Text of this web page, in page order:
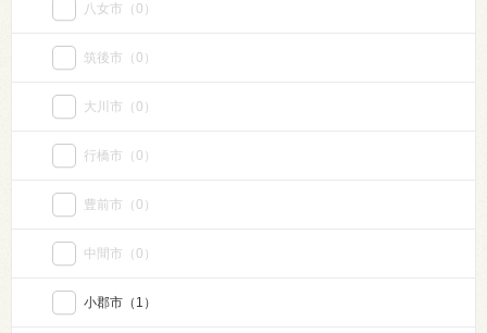
八女市 （0）
筑後市 （0）
大川市 （0）
行橋市 （0）
豊前市 （0）
中間市 （0）
小郡市 （1）